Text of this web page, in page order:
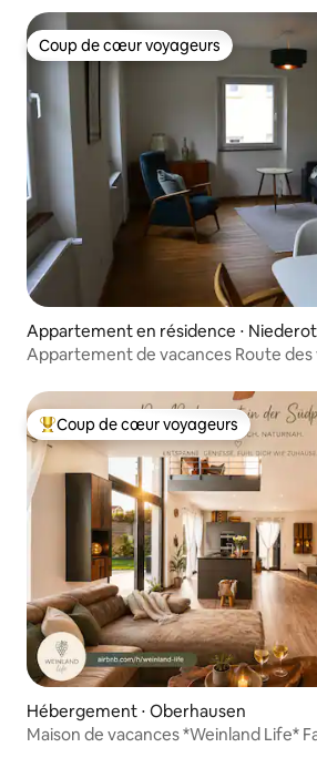
Coup de cœur voyageurs
Coup de cœur voyageurs
Appartement en résidence ⋅
Appartement de vacances Route des
Coups de cœur voyageurs les plus
Coup de cœur voyageurs
Hébergement ⋅ Oberhausen
Maison de vacances *Weinland Life*